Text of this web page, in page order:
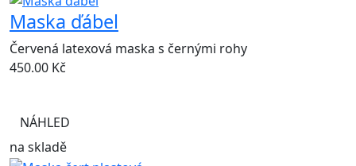
Maska ďábel
Červená latexová maska s černými rohy
450.00 Kč
NÁHLED
na skladě